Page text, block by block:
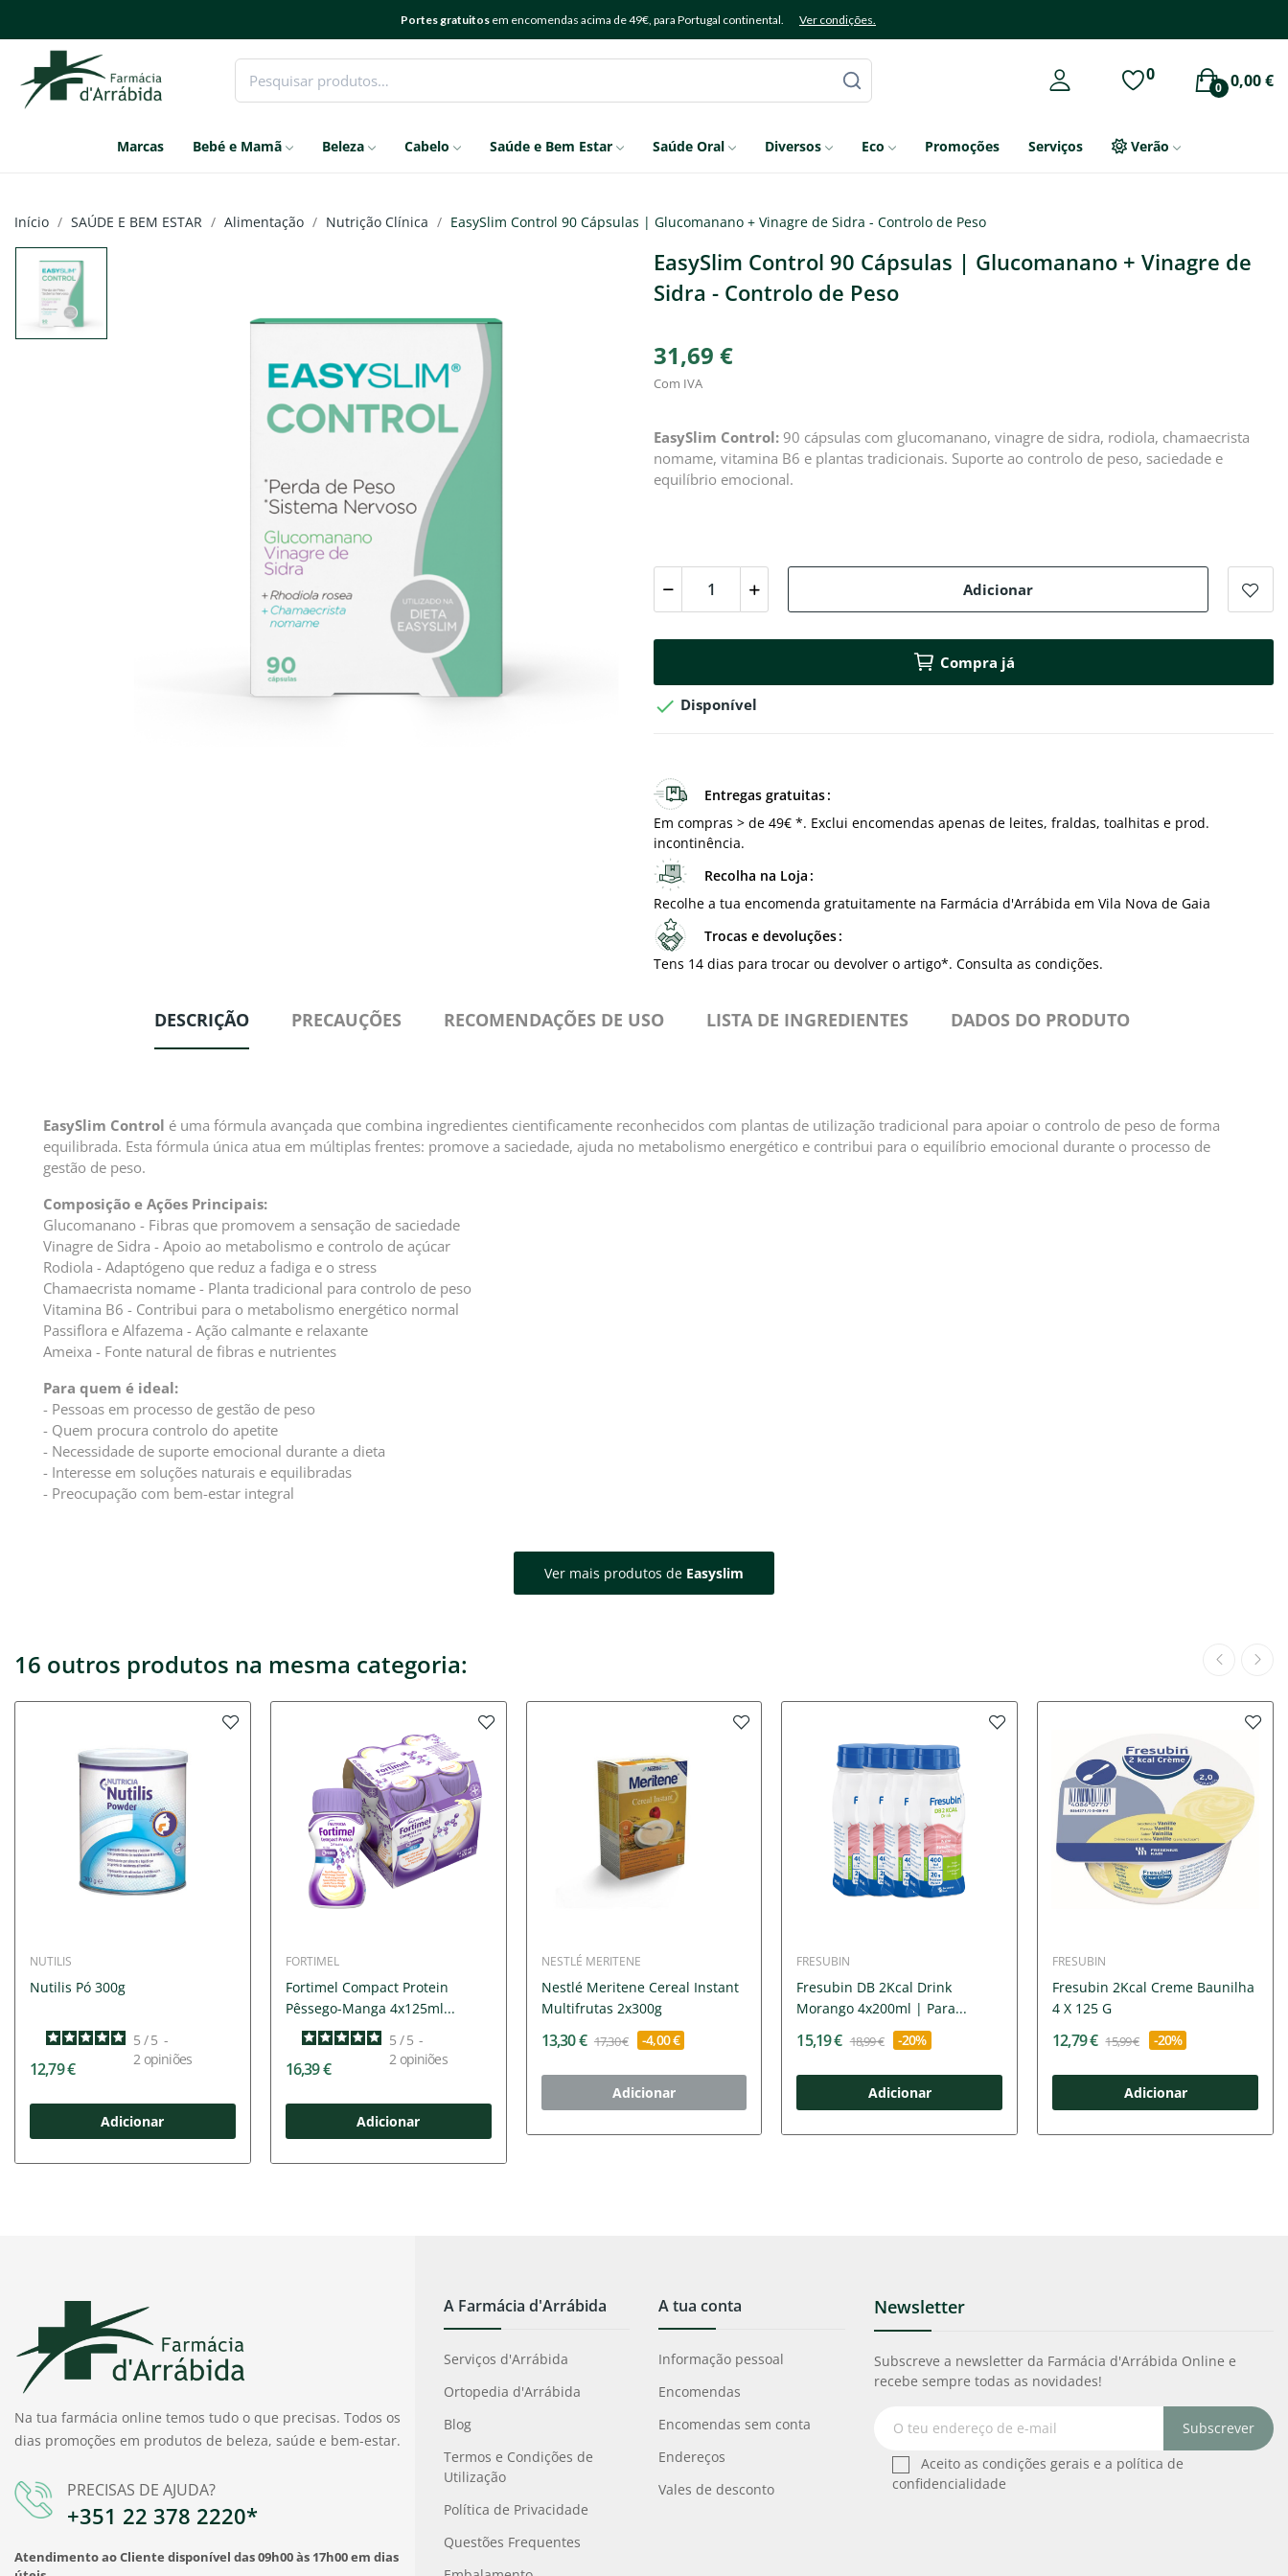
Portes gratuitos em encomendas acima de 49€, para Portugal continental. Ver condições.
0 0,00 €
0
Marcas Bebé e Mamã Beleza Cabelo Saúde e Bem Estar Saúde Oral Diversos Eco Promoções Serviços Verão
Início SAÚDE E BEM ESTAR Alimentação Nutrição Clínica EasySlim Control 90 Cápsulas | Glucomanano + Vinagre de Sidra - Controlo de Peso
EasySlim Control 90 Cápsulas | Glucomanano + Vinagre de
Sidra - Controlo de Peso
31,69 €
Com IVA
EasySlim Control: 90 cápsulas com glucomanano, vinagre de sidra, rodiola, chamaecrista
nomame, vitamina B6 e plantas tradicionais. Suporte ao controlo de peso, saciedade e
equilíbrio emocional.
Adicionar
Compra já
 Disponível
Entregas gratuitas
Em compras > de 49€ *. Exclui encomendas apenas de leites, fraldas, toalhitas e prod.
incontinência.
Recolha na Loja
Recolhe a tua encomenda gratuitamente na Farmácia d'Arrábida em Vila Nova de Gaia
Trocas e devoluções
Tens 14 dias para trocar ou devolver o artigo*. Consulta as condições.
DESCRIÇÃO PRECAUÇÕES RECOMENDAÇÕES DE USO ⁠LISTA DE INGREDIENTES DADOS DO PRODUTO
EasySlim Control é uma fórmula avançada que combina ingredientes cientificamente reconhecidos com plantas de utilização tradicional para apoiar o controlo de peso de forma
equilibrada. Esta fórmula única atua em múltiplas frentes: promove a saciedade, ajuda no metabolismo energético e contribui para o equilíbrio emocional durante o processo de
gestão de peso.
Composição e Ações Principais:
Glucomanano - Fibras que promovem a sensação de saciedade
Vinagre de Sidra - Apoio ao metabolismo e controlo de açúcar
Rodiola - Adaptógeno que reduz a fadiga e o stress
Chamaecrista nomame - Planta tradicional para controlo de peso
Vitamina B6 - Contribui para o metabolismo energético normal
Passiflora e Alfazema - Ação calmante e relaxante
Ameixa - Fonte natural de fibras e nutrientes
Para quem é ideal:
- Pessoas em processo de gestão de peso
- Quem procura controlo do apetite
- Necessidade de suporte emocional durante a dieta
- Interesse em soluções naturais e equilibradas
- Preocupação com bem-estar integral
Ver mais produtos de Easyslim
16 outros produtos na mesma categoria:
NUTILIS
Nutilis Pó 300g
5 / 5 -
2 opiniões
12,79 €
Adicionar
FORTIMEL
Fortimel Compact Protein
Pêssego-Manga 4x125ml...
5 / 5 -
2 opiniões
16,39 €
Adicionar
NESTLÉ MERITENE
Nestlé Meritene Cereal Instant
Multifrutas 2x300g
13,30 € 17,30 € -4,00 €
Adicionar
FRESUBIN
Fresubin DB 2Kcal Drink
Morango 4x200ml | Para...
15,19 € 18,99 € -20%
Adicionar
FRESUBIN
Fresubin 2Kcal Creme Baunilha
4 X 125 G
12,79 € 15,99 € -20%
Adicionar
Na tua farmácia online temos tudo o que precisas. Todos os
dias promoções em produtos de beleza, saúde e bem-estar.
PRECISAS DE AJUDA?
+351 22 378 2220*
Atendimento ao Cliente disponível das 09h00 às 17h00 em dias
A Farmácia d'Arrábida
Serviços d'Arrábida
Ortopedia d'Arrábida
Blog
Termos e Condições de
Utilização
Política de Privacidade
Questões Frequentes
A tua conta
Informação pessoal
Encomendas
Encomendas sem conta
Endereços
Vales de desconto
Newsletter
Subscreve a newsletter da Farmácia d'Arrábida Online e
recebe sempre todas as novidades!
Subscrever
Aceito as condições gerais e a política de
confidencialidade